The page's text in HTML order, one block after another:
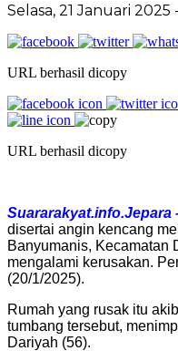
Selasa, 21 Januari 2025
URL berhasil dicopy
URL berhasil dicopy
Suararakyat.info.Jepara
disertai angin kencang
Banyumanis, Kecamatan
mengalami kerusakan.
(20/1/2025).
Rumah yang rusak itu
tumbang tersebut,
Dariyah (56).